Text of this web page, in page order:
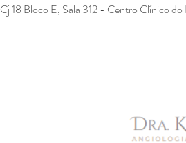
18 Bloco E, Sala 312 - Centro Clínico